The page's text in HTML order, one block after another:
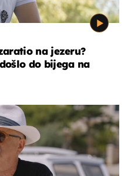
na jezeru?
do bijega na